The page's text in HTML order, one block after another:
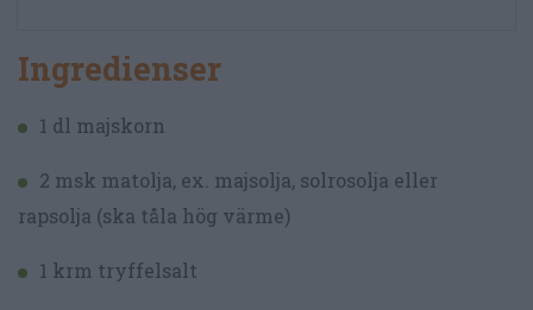
Ingredienser
1 dl majskorn
2 msk matolja, ex. majsolja, solrosolja eller
rapsolja (ska tåla hög värme)
1 krm tryffelsalt